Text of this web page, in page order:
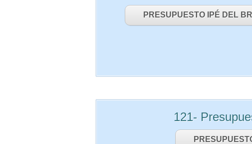
PRESUPUESTO IPÉ DEL
121-